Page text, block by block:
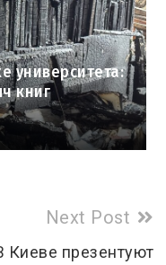
университета:
книг
Next Post
Киеве презентуют